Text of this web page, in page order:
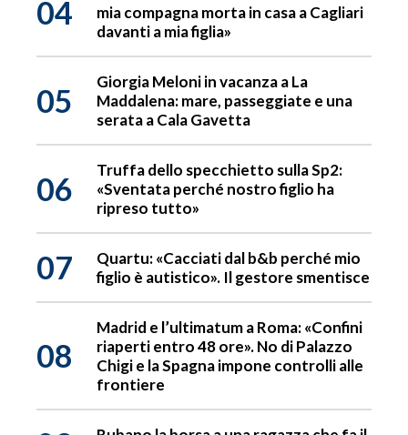
04
mia compagna morta in casa a Cagliari
davanti a mia figlia»
05
Giorgia Meloni in vacanza a La
Maddalena: mare, passeggiate e una
serata a Cala Gavetta
06
Truffa dello specchietto sulla Sp2:
«Sventata perché nostro figlio ha
ripreso tutto»
07
Quartu: «Cacciati dal b&b perché mio
figlio è autistico». Il gestore smentisce
08
Madrid e l’ultimatum a Roma: «Confini
riaperti entro 48 ore». No di Palazzo
Chigi e la Spagna impone controlli alle
frontiere